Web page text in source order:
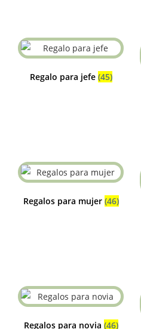
Regalo para jefe (45)
Regalos para mujer (46)
Regalos para novia (46)